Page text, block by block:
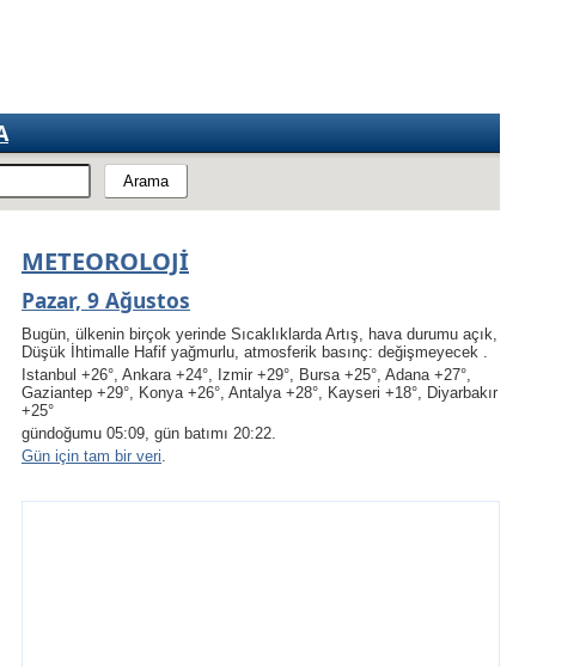
METEOROLOJI
Pazar, 9 Ağustos
Bugün, ülkenin birçok yerinde Sıcaklıklarda Artış, hava durumu açık,
Düşük İhtimalle Hafif yağmurlu, atmosferik basınç: değişmeyecek .
Istanbul +26°, Ankara +24°, Izmir +29°, Bursa +25°, Adana +27°,
Gaziantep +29°, Konya +26°, Antalya +28°, Kayseri +18°, Diyarbakır
+25°
gündoğumu 05:09, gün batımı 20:22.
Gün için tam bir veri.